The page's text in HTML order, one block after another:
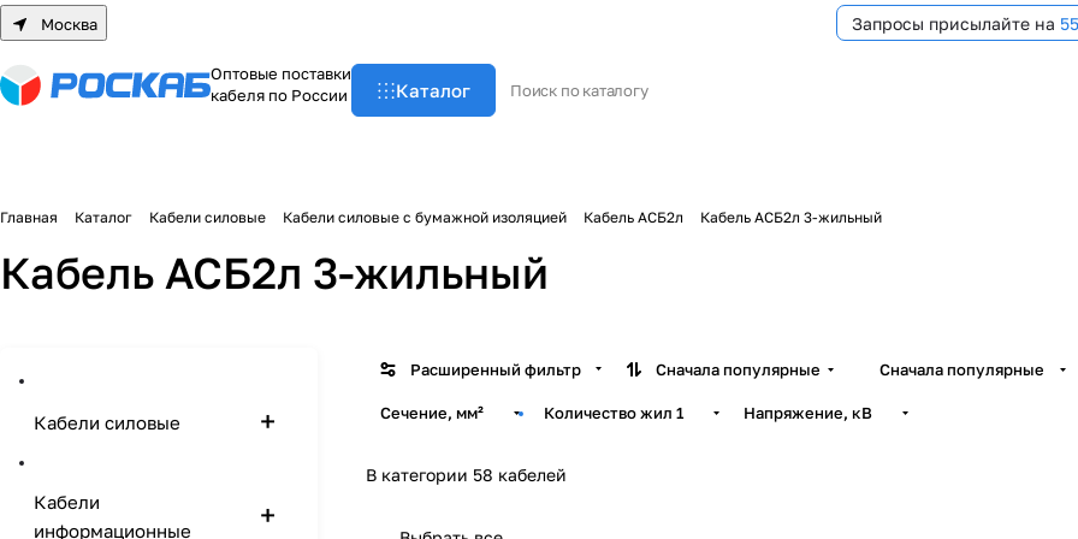
Москва Запросы присылайте на
Оптовые поставки
кабеля по России Каталог
Главная Каталог Кабели силовые Кабели силовые с бумажной изоляцией Кабель АСБ2л Кабель АСБ2л 3-жильный
Кабель АСБ2л 3-жильный
Расширенный фильтр Сначала популярные Сначала популярные
Сечение, мм² Количество жил 1 Напряжение, кВ
В категории 58 кабелей
Кабели силовые
Кабели
информационные